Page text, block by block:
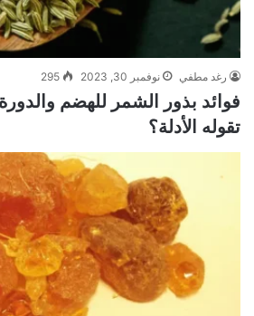
رغد مطفي نوفمبر 30, 2023 295
فوائد بذور الشمر للهضم
تقوله الأدلة؟